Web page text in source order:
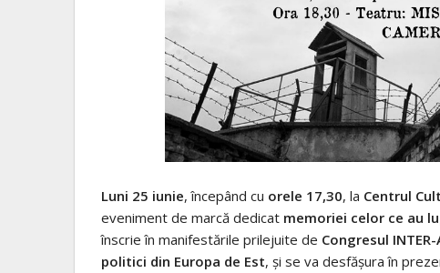
Luni 25 iunie, începând cu orele 17,30, la Centrul
eveniment de marcă dedicat memoriei celor ce au
înscrie în manifestările prilejuite de Congresul INTER-
politici din Europa de Est, și se va desfășura în